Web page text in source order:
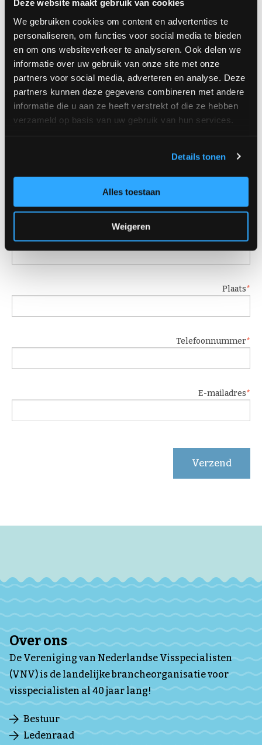
Deze website maakt gebruik van cookies
We gebruiken cookies om content en advertenties te
personaliseren, om functies voor social media te bieden
en om ons websiteverkeer te analyseren. Ook delen we
informatie over uw gebruik van onze site met onze
partners voor social media, adverteren en analyse. Deze
partners kunnen deze gegevens combineren met andere
informatie die u aan ze heeft verstrekt of die ze hebben
verzameld op basis van uw gebruik van hun services.
Details tonen
Alles toestaan
Weigeren
VISscan
Vis Promotiepakket
Winkels: vraag & aanbod
Aanvraag VISscan
Plaats
Telefoonnummer
E-mailadres
Verzend
Over ons
De Vereniging van Nederlandse Visspecialisten
(VNV) is de landelijke brancheorganisatie voor
visspecialisten al 40 jaar lang!
Bestuur
Ledenraad